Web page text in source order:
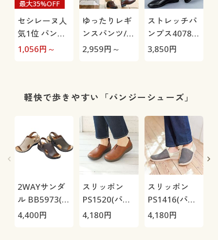
セシレーヌ人
気1位 パンテ
ィストッキン
ト・日本製)
最大35%OFF
1,056円～
ゆったりレギ
ンスパンツ/細
見えが叶うら
ト・速乾・洗
2,959円～
ストレッチパ
ンプス4078
(パンジー)(抗
3,850円
軽快で歩きやすい「パンジーシューズ」
2WAYサンダ
ル BB5973(パ
ンジー)
4,400円
スリッポン
PS1520(パン
ジー)
4,180円
スリッポン
PS1416(パン
ジー)
4,180円